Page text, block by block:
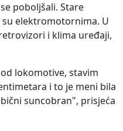
poboljšali. Stare
elektromotornima. U
i klima uređaji,
lokomotive, stavim
i to je meni bila
suncobran", prisjeća